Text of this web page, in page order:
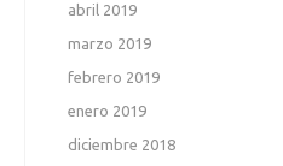
abril 2019
marzo 2019
febrero 2019
enero 2019
diciembre 2018